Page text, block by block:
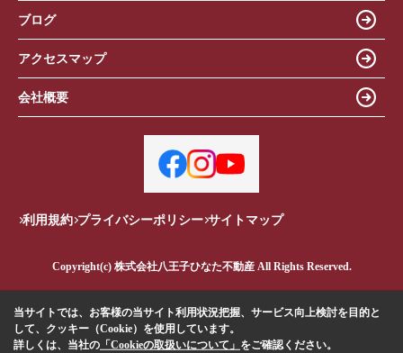
ブログ
アクセスマップ
会社概要
利用規約 プライバシーポリシー サイトマップ
Copyright(c) 株式会社八王子ひなた不動産 All Rights Reserved.
当サイトでは、お客様の当サイト利用状況把握、サービス向上検討を目的と
して、クッキー（Cookie）を使用しています。
詳しくは、当社の 「Cookieの取扱いについて」 をご確認ください。